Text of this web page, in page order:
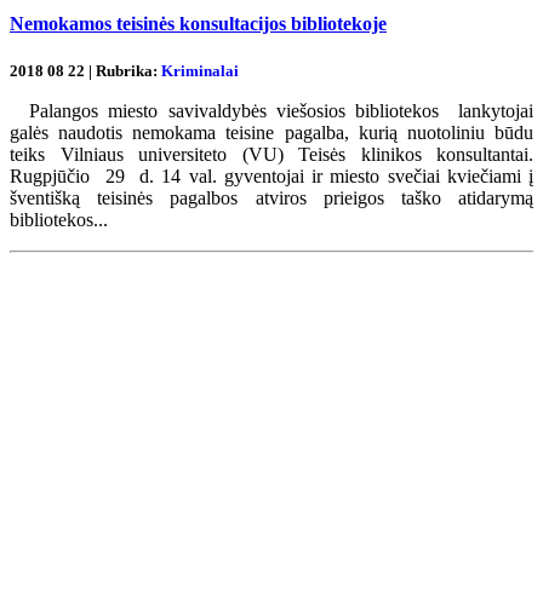
Nemokamos teisinės konsultacijos bibliotekoje
2018 08 22 | Rubrika: Kriminalai
Palangos miesto savivaldybės viešosios bibliotekos lankytojai
galės naudotis nemokama teisine pagalba, kurią nuotoliniu būdu
teiks Vilniaus universiteto (VU) Teisės klinikos konsultantai.
Rugpjūčio 29 d. 14 val. gyventojai ir miesto svečiai kviečiami į
šventišką teisinės pagalbos atviros prieigos taško atidarymą
bibliotekos...